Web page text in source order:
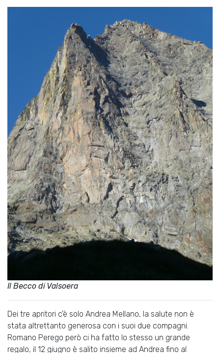
Il Becco di Valsoera
Dei tre apritori c’è solo Andrea Mellano, la salute non è
stata altrettanto generosa con i suoi due compagni.
Romano Perego però ci ha fatto lo stesso un grande
regalo, il 12 giugno è salito insieme ad Andrea fino al